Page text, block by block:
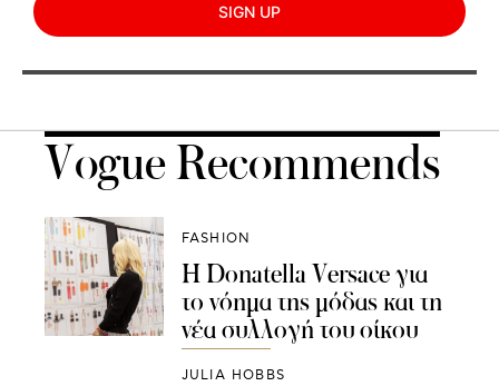
SIGN UP
Vogue Recommends
FASHION
Η Donatella Versace για
το νόημα της μόδας και τη
νέα συλλογή του οίκου
JULIA HOBBS